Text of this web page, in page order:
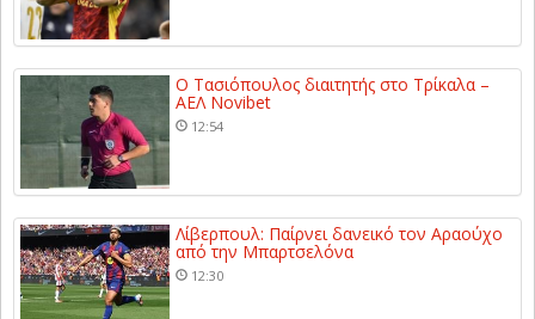
Ο Τασιόπουλος διαιτητής στο Τρίκαλα –
ΑΕΛ Novibet
12:54
Λίβερπουλ: Παίρνει δανεικό τον Αραούχο
από την Μπαρτσελόνα
12:30